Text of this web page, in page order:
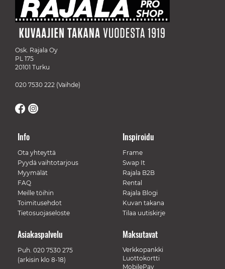
Osk. Rajala Oy
PL 175
20101 Turku
020 7530 222 (Vaihde)
Info
Ota yhteyttä
Pyydä vaihtotarjous
Myymälät
FAQ
Meille töihin
Toimitusehdot
Tietosuojaseloste
Inspiroidu
Frame
Swap It
Rajala B2B
Rental
Rajala Blogi
Kuvan takana
Tilaa uutiskirje
Maksutavat
Verkkopankki
Luottokortti
MobilePay
Asiakaspalvelu
Puh. 020 7530 275
(arkisin klo 8-18)